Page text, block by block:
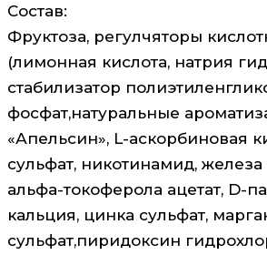
Состав:
Фруктоза, регулчяторы
(лимонная кислота, натрия
стабилизатор
фосфат,натуральные
«Апельсин», L-аскорбиновая
сульфат, никотинамид, железа
альфа-токоферола ацетат, D-
кальция, цинка сульфат,
сульфат,пиридоксин